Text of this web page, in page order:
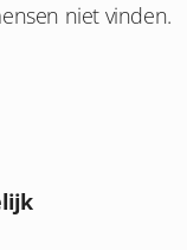
niet vinden.